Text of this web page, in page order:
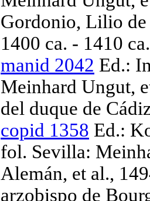
Gordonio, Lilio
1400 ca. - 1410 ca.
manid 2042 Ed.:
Meinhard Ungut,
del duque de
copid 1358 Ed.:
fol. Sevilla:
Alemán, et al.,
arzobispo de